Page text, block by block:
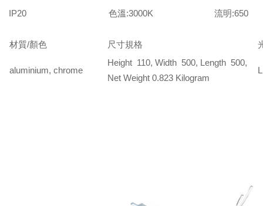
IP20 色溫:3000K 流明:650
材質/顏色 尺寸規格
aluminium, chrome
Height 110, Width 500, Length 500,
Net Weight 0.823 Kilogram